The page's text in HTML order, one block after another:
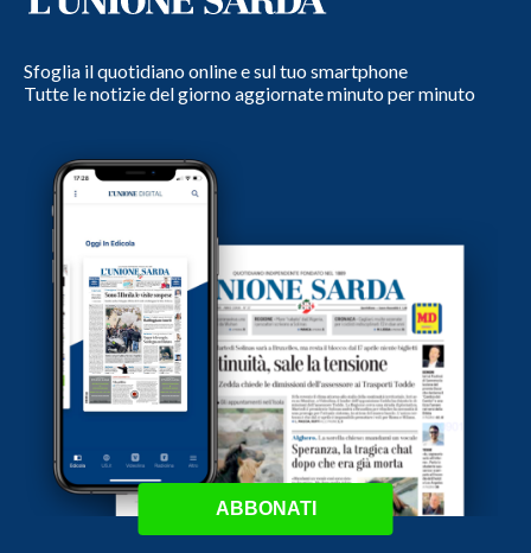
Sfoglia il quotidiano online e sul tuo smartphone
Tutte le notizie del giorno aggiornate minuto per minuto
ABBONATI